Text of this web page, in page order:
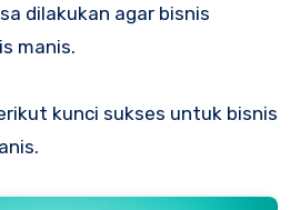
dilakukan agar bisnis
manis.
kunci sukses untuk bisnis